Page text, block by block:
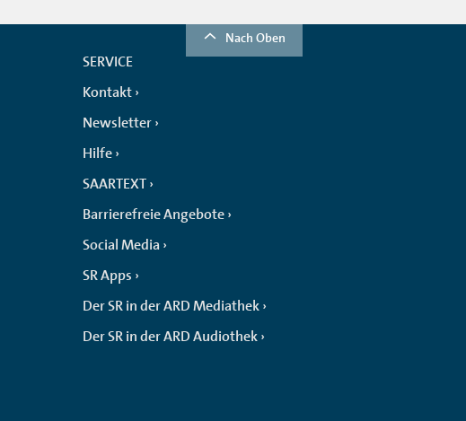
Nach Oben
SERVICE
Kontakt
Newsletter
Hilfe
SAARTEXT
Barrierefreie Angebote
Social Media
SR Apps
Der SR in der ARD Mediathek
Der SR in der ARD Audiothek